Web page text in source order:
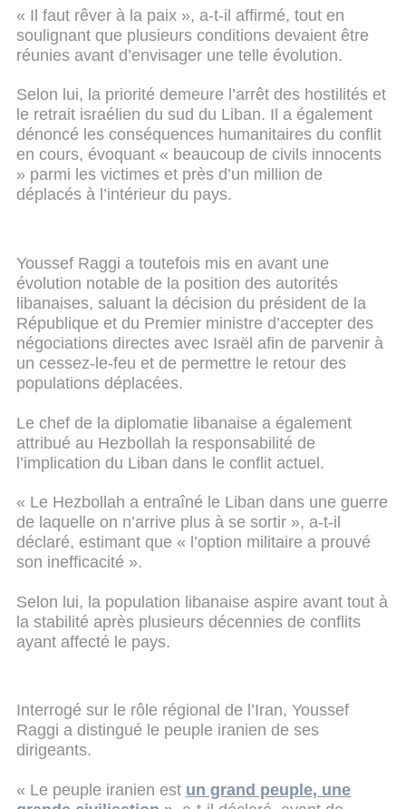
« Il faut rêver à la paix », a-t-il affirmé, tout en
soulignant que plusieurs conditions devaient être
réunies avant d’envisager une telle évolution.
Selon lui, la priorité demeure l’arrêt des hostilités et
le retrait israélien du sud du Liban. Il a également
dénoncé les conséquences humanitaires du conflit
en cours, évoquant « beaucoup de civils innocents
» parmi les victimes et près d’un million de
déplacés à l’intérieur du pays.
Youssef Raggi a toutefois mis en avant une
évolution notable de la position des autorités
libanaises, saluant la décision du président de la
République et du Premier ministre d’accepter des
négociations directes avec Israël afin de parvenir à
un cessez-le-feu et de permettre le retour des
populations déplacées.
Le chef de la diplomatie libanaise a également
attribué au Hezbollah la responsabilité de
l’implication du Liban dans le conflit actuel.
« Le Hezbollah a entraîné le Liban dans une guerre
de laquelle on n’arrive plus à se sortir », a-t-il
déclaré, estimant que « l’option militaire a prouvé
son inefficacité ».
Selon lui, la population libanaise aspire avant tout à
la stabilité après plusieurs décennies de conflits
ayant affecté le pays.
Interrogé sur le rôle régional de l’Iran, Youssef
Raggi a distingué le peuple iranien de ses
dirigeants.
« Le peuple iranien est un grand peuple, une